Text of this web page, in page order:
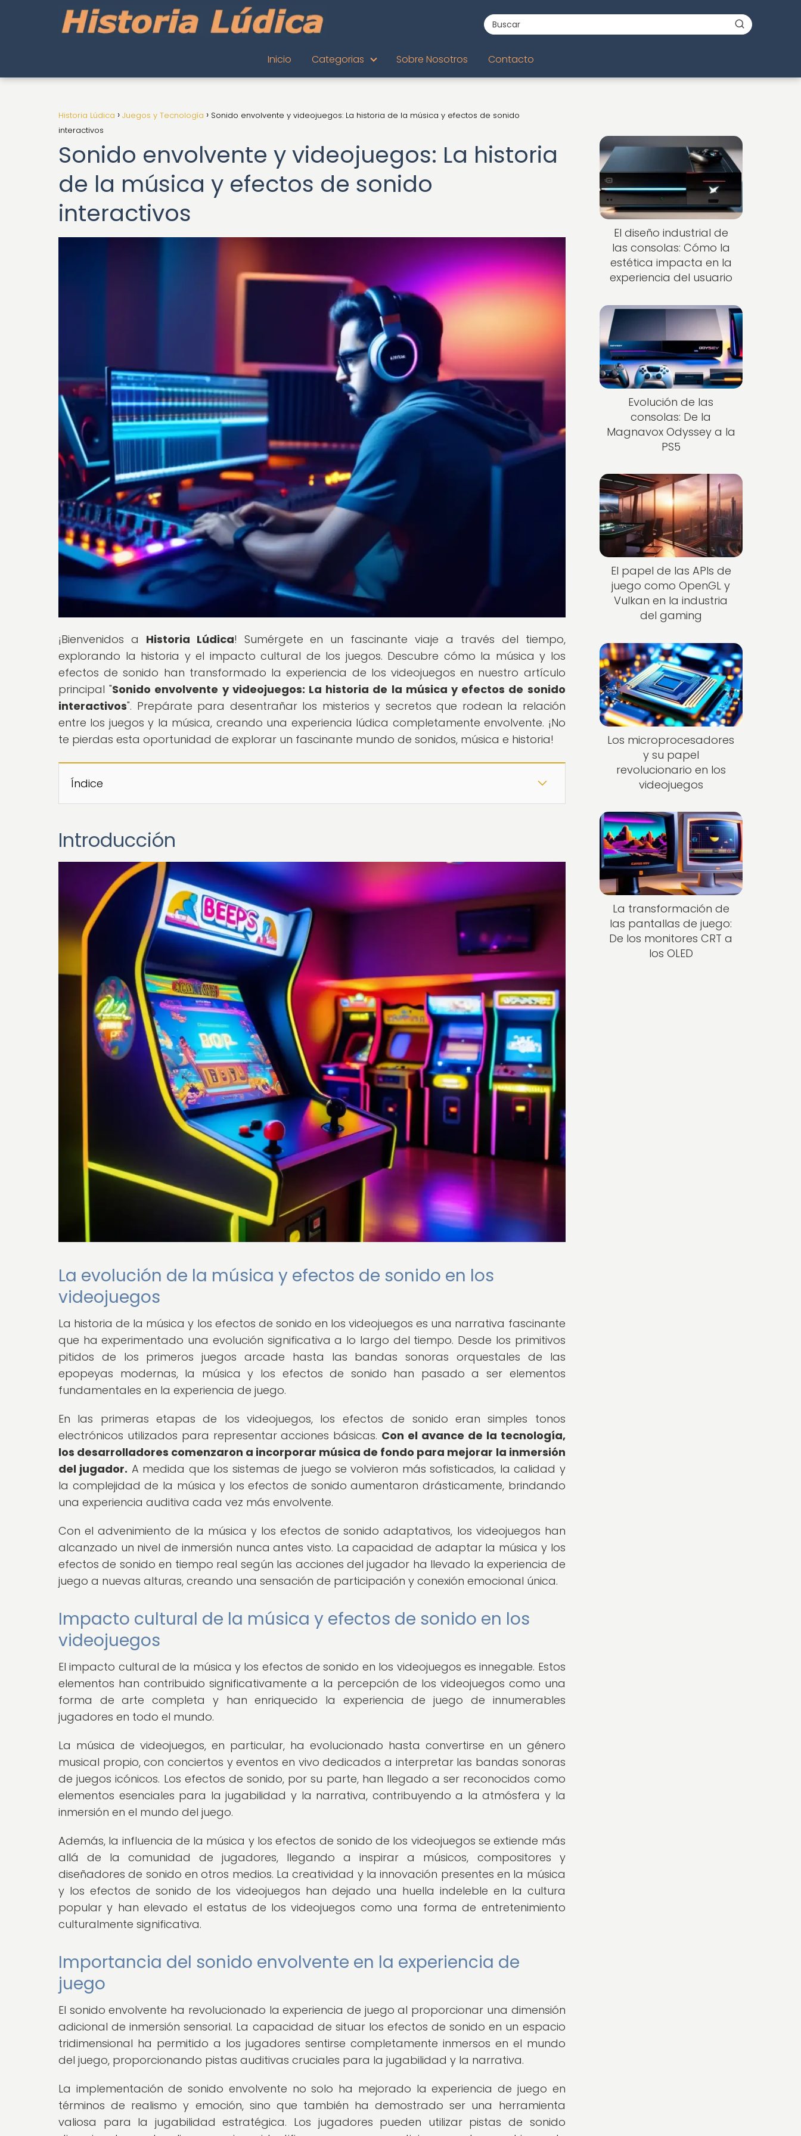
Inicio Categorias Sobre Nosotros Contacto
Historia Lúdica Juegos y Tecnología
Sonido envolvente y videojuegos: La historia de la música y efectos de sonido
interactivos
Sonido envolvente y videojuegos: La historia
de la música y efectos de sonido
interactivos
¡Bienvenidos a Historia Lúdica! Sumérgete en un fascinante viaje a través del tiempo,
explorando la historia y el impacto cultural de los juegos. Descubre cómo la música y los
efectos de sonido han transformado la experiencia de los videojuegos en nuestro artículo
principal "Sonido envolvente y videojuegos: La historia de la música y efectos de sonido
interactivos". Prepárate para desentrañar los misterios y secretos que rodean la relación
entre los juegos y la música, creando una experiencia lúdica completamente envolvente. ¡No
te pierdas esta oportunidad de explorar un fascinante mundo de sonidos, música e historia!
Índice
Introducción
La evolución de la música y efectos de sonido en los
videojuegos
La historia de la música y los efectos de sonido en los videojuegos es una narrativa fascinante
que ha experimentado una evolución significativa a lo largo del tiempo. Desde los primitivos
pitidos de los primeros juegos arcade hasta las bandas sonoras orquestales de las
epopeyas modernas, la música y los efectos de sonido han pasado a ser elementos
fundamentales en la experiencia de juego.
En las primeras etapas de los videojuegos, los efectos de sonido eran simples tonos
electrónicos utilizados para representar acciones básicas. Con el avance de la tecnología,
los desarrolladores comenzaron a incorporar música de fondo para mejorar la inmersión
del jugador. A medida que los sistemas de juego se volvieron más sofisticados, la calidad y
la complejidad de la música y los efectos de sonido aumentaron drásticamente, brindando
una experiencia auditiva cada vez más envolvente.
Con el advenimiento de la música y los efectos de sonido adaptativos, los videojuegos han
alcanzado un nivel de inmersión nunca antes visto. La capacidad de adaptar la música y los
efectos de sonido en tiempo real según las acciones del jugador ha llevado la experiencia de
juego a nuevas alturas, creando una sensación de participación y conexión emocional única.
Impacto cultural de la música y efectos de sonido en los
videojuegos
El impacto cultural de la música y los efectos de sonido en los videojuegos es innegable. Estos
elementos han contribuido significativamente a la percepción de los videojuegos como una
forma de arte completa y han enriquecido la experiencia de juego de innumerables
jugadores en todo el mundo.
La música de videojuegos, en particular, ha evolucionado hasta convertirse en un género
musical propio, con conciertos y eventos en vivo dedicados a interpretar las bandas sonoras
de juegos icónicos. Los efectos de sonido, por su parte, han llegado a ser reconocidos como
elementos esenciales para la jugabilidad y la narrativa, contribuyendo a la atmósfera y la
inmersión en el mundo del juego.
Además, la influencia de la música y los efectos de sonido de los videojuegos se extiende más
allá de la comunidad de jugadores, llegando a inspirar a músicos, compositores y
diseñadores de sonido en otros medios. La creatividad y la innovación presentes en la música
y los efectos de sonido de los videojuegos han dejado una huella indeleble en la cultura
popular y han elevado el estatus de los videojuegos como una forma de entretenimiento
culturalmente significativa.
Importancia del sonido envolvente en la experiencia de
juego
El sonido envolvente ha revolucionado la experiencia de juego al proporcionar una dimensión
adicional de inmersión sensorial. La capacidad de situar los efectos de sonido en un espacio
tridimensional ha permitido a los jugadores sentirse completamente inmersos en el mundo
del juego, proporcionando pistas auditivas cruciales para la jugabilidad y la narrativa.
La implementación de sonido envolvente no solo ha mejorado la experiencia de juego en
términos de realismo y emoción, sino que también ha demostrado ser una herramienta
valiosa para la jugabilidad estratégica. Los jugadores pueden utilizar pistas de sonido
El diseño industrial de
las consolas: Cómo la
estética impacta en la
experiencia del usuario
Evolución de las
consolas: De la
Magnavox Odyssey a la
PS5
El papel de las APIs de
juego como OpenGL y
Vulkan en la industria
del gaming
Los microprocesadores
y su papel
revolucionario en los
videojuegos
La transformación de
las pantallas de juego:
De los monitores CRT a
los OLED